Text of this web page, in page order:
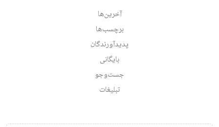
آخرین‌ها
برچسب‌ها
پدیدآورندگان
بایگانی
جست‌وجو
تبلیغات